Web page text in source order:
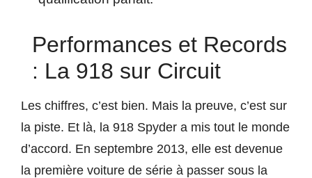
Performances et Records
: La 918 sur Circuit
Les chiffres, c’est bien. Mais la preuve, c’est sur
la piste. Et là, la 918 Spyder a mis tout le monde
d’accord. En septembre 2013, elle est devenue
la première voiture de série à passer sous la